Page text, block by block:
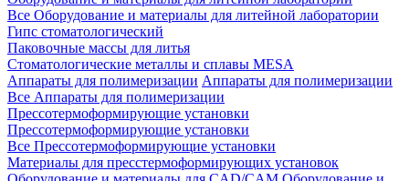
Все Оборудование и материалы для литейной лаборатории
Гипс стоматологический
Паковочные массы для литья
Стоматологические металлы и сплавы MESA
Аппараты для полимеризации Аппараты для полимеризации
Все Аппараты для полимеризации
Прессотермоформирующие установки
Прессотермоформирующие установки
Все Прессотермоформирующие установки
Материалы для пресстермоформирующих установок